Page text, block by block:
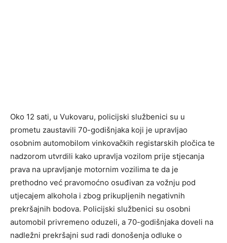
Oko 12 sati, u Vukovaru, policijski službenici su u
prometu zaustavili 70-godišnjaka koji je upravljao
osobnim automobilom vinkovačkih registarskih pločica te
nadzorom utvrdili kako upravlja vozilom prije stjecanja
prava na upravljanje motornim vozilima te da je
prethodno već pravomoćno osuđivan za vožnju pod
utjecajem alkohola i zbog prikupljenih negativnih
prekršajnih bodova. Policijski službenici su osobni
automobil privremeno oduzeli, a 70-godišnjaka doveli na
nadležni prekršajni sud radi donošenja odluke o